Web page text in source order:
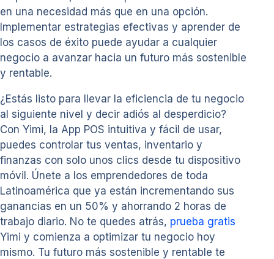
en una necesidad más que en una opción.
Implementar estrategias efectivas y aprender de
los casos de éxito puede ayudar a cualquier
negocio a avanzar hacia un futuro más sostenible
y rentable.
¿Estás listo para llevar la eficiencia de tu negocio
al siguiente nivel y decir adiós al desperdicio?
Con Yimi, la App POS intuitiva y fácil de usar,
puedes controlar tus ventas, inventario y
finanzas con solo unos clics desde tu dispositivo
móvil. Únete a los emprendedores de toda
Latinoamérica que ya están incrementando sus
ganancias en un 50% y ahorrando 2 horas de
trabajo diario. No te quedes atrás, prueba gratis
Yimi y comienza a optimizar tu negocio hoy
mismo. Tu futuro más sostenible y rentable te